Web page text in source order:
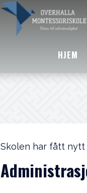
HJEM
Skolen har fått nytt